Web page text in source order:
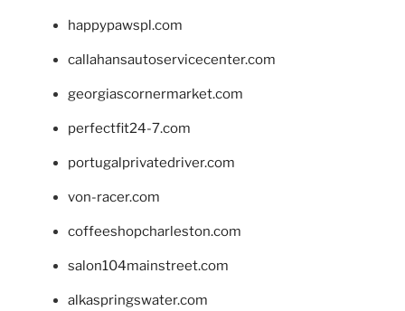
happypawspl.com
callahansautoservicecenter.com
georgiascornermarket.com
perfectfit24-7.com
portugalprivatedriver.com
von-racer.com
coffeeshopcharleston.com
salon104mainstreet.com
alkaspringswater.com